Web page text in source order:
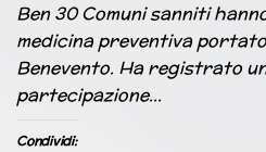
Ben 30 Comuni sanniti
medicina preventiva
Benevento. Ha registrato
partecipazione…
Condividi: